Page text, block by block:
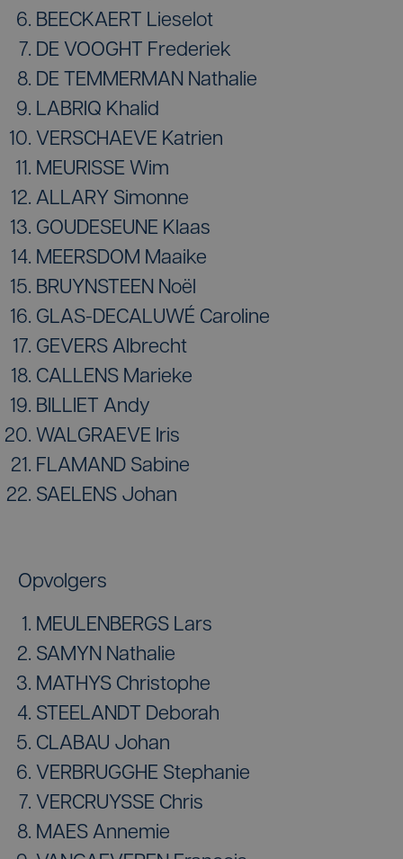
BEECKAERT Lieselot
DE VOOGHT Frederiek
DE TEMMERMAN Nathalie
LABRIQ Khalid
VERSCHAEVE Katrien
MEURISSE Wim
ALLARY Simonne
GOUDESEUNE Klaas
MEERSDOM Maaike
BRUYNSTEEN Noël
GLAS-DECALUWÉ Caroline
GEVERS Albrecht
CALLENS Marieke
BILLIET Andy
WALGRAEVE Iris
FLAMAND Sabine
SAELENS Johan
Opvolgers
MEULENBERGS Lars
SAMYN Nathalie
MATHYS Christophe
STEELANDT Deborah
CLABAU Johan
VERBRUGGHE Stephanie
VERCRUYSSE Chris
MAES Annemie